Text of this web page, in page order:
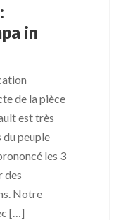
in
de la pièce
est très
du peuple
les 3
des
Notre
[…]